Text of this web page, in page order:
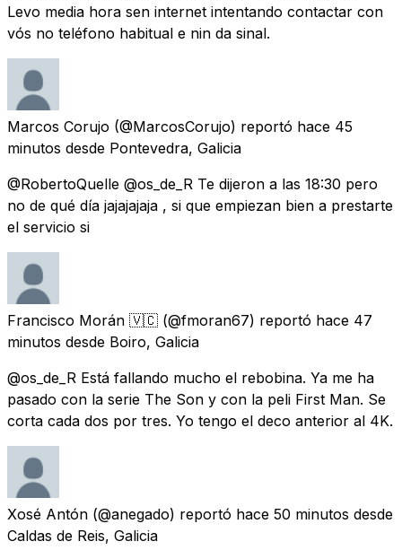
Levo media hora sen internet intentando contactar con
vós no teléfono habitual e nin da sinal.
Marcos Corujo (@MarcosCorujo) reportó hace 45
minutos desde Pontevedra, Galicia
@RobertoQuelle @os_de_R Te dijeron a las 18:30 pero
no de qué día jajajajaja , si que empiezan bien a prestarte
el servicio si
Francisco Morán 🇻🇨 (@fmoran67) reportó hace 47
minutos desde Boiro, Galicia
@os_de_R Está fallando mucho el rebobina. Ya me ha
pasado con la serie The Son y con la peli First Man. Se
corta cada dos por tres. Yo tengo el deco anterior al 4K.
Xosé Antón (@anegado) reportó hace 50 minutos desde
Caldas de Reis, Galicia